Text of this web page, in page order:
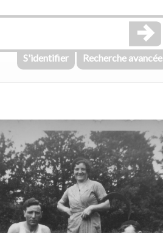
S'identifier Recherche avancée